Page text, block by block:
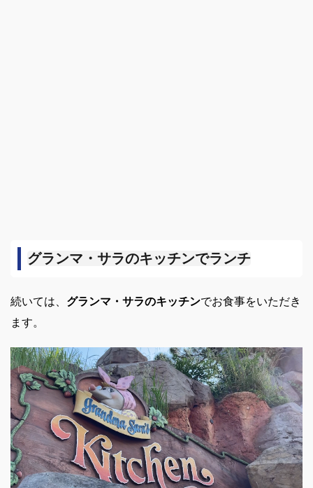
グランマ・サラのキッチンでランチ
続いては、 グランマ・サラのキッチンでお食事をいただき
ます。